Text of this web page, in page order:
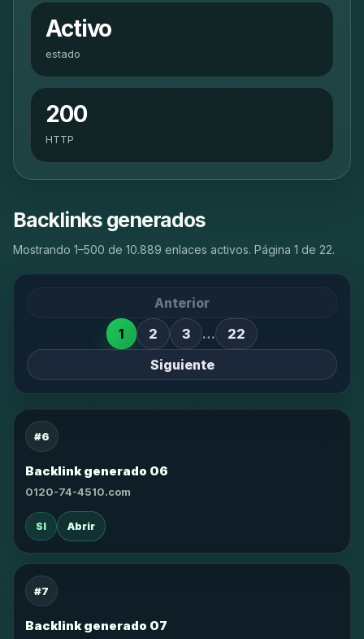
Activo
estado
200
HTTP
Backlinks generados
Mostrando 1–500 de 10.889 enlaces activos. Página 1 de 22.
Anterior
1
2 3 …
22
Siguiente
#6
Backlink generado 06
0120-74-4510.com
SI Abrir
#7
Backlink generado 07